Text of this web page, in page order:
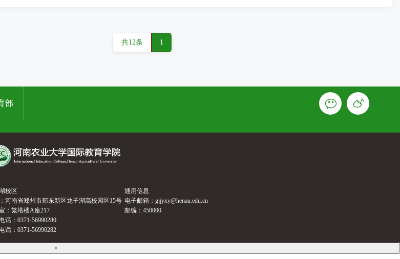
共12条 1
部
校区
通用信息
河南省郑州市郑东新区龙子湖高校园区15号 电子邮箱：gjjyxy@henau.edu.cn
：繁塔楼A座217
邮编：450000
话：0371-56990280
话：0371-56990282
×